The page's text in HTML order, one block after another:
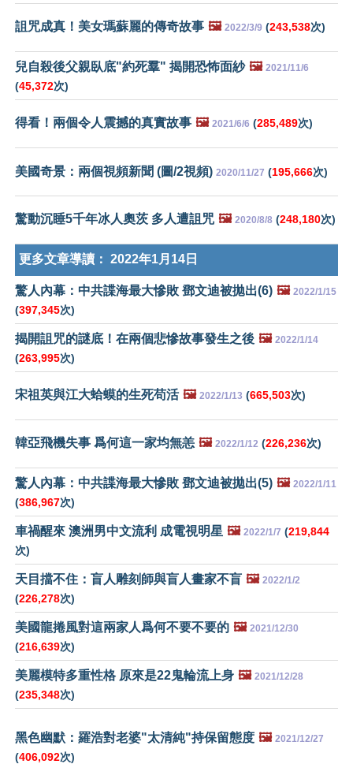
詛咒成真！美女瑪蘇麗的傳奇故事 🖼️ 2022/3/9 (243,538次)
兒自殺後父親臥底"約死羣" 揭開恐怖面紗 🖼️ 2021/11/6
(45,372次)
得看！兩個令人震撼的真實故事 🖼️ 2021/6/6 (285,489次)
美國奇景：兩個視頻新聞 (圖/2視頻) 2020/11/27 (195,666次)
驚動沉睡5千年冰人奧茨 多人遭詛咒 🖼️ 2020/8/8 (248,180次)
更多文章導讀： 2022年1月14日
驚人內幕：中共諜海最大慘敗 鄧文迪被拋出(6) 🖼️ 2022/1/15
(397,345次)
揭開詛咒的謎底！在兩個悲慘故事發生之後 🖼️ 2022/1/14
(263,995次)
宋祖英與江大蛤蟆的生死苟活 🖼️ 2022/1/13 (665,503次)
韓亞飛機失事 爲何這一家均無恙 🖼️ 2022/1/12 (226,236次)
驚人內幕：中共諜海最大慘敗 鄧文迪被拋出(5) 🖼️ 2022/1/11
(386,967次)
車禍醒來 澳洲男中文流利 成電視明星 🖼️ 2022/1/7 (219,844
次)
天目擋不住：盲人雕刻師與盲人畫家不盲 🖼️ 2022/1/2
(226,278次)
美國龍捲風對這兩家人爲何不要不要的 🖼️ 2021/12/30
(216,639次)
美麗模特多重性格 原來是22鬼輪流上身 🖼️ 2021/12/28
(235,348次)
黑色幽默：羅浩對老婆"太清純"持保留態度 🖼️ 2021/12/27
(406,092次)